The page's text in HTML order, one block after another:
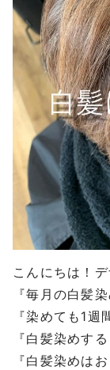
こんにちは！
『毎月の白髪
『染めても1週
『白髪染めす
『白髪染めは